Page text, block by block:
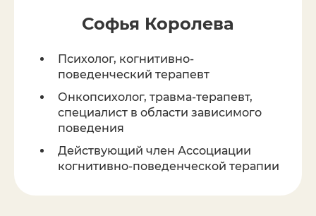
Софья Королева
Психолог, когнитивно-
поведенческий терапевт
Онкопсихолог, травма-терапевт,
специалист в области зависимого
поведения
Действующий член Ассоциации
когнитивно-поведенческой терапии